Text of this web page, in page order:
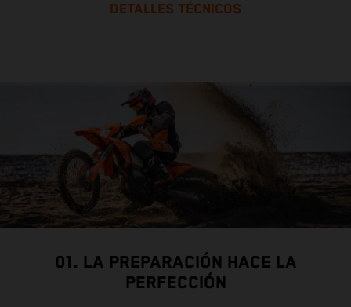
DETALLES TÉCNICOS
01. LA PREPARACIÓN HACE LA
PERFECCIÓN